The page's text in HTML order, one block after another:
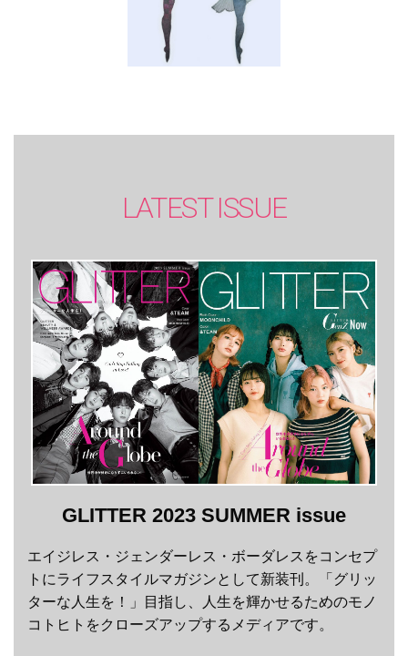
LATEST ISSUE
GLITTER 2023 SUMMER issue
エイジレス・ジェンダーレス・ボーダレスをコンセプ
トにライフスタイルマガジンとして新装刊。「グリッ
ターな人生を！」目指し、人生を輝かせるためのモノ
コトヒトをクローズアップするメディアです。